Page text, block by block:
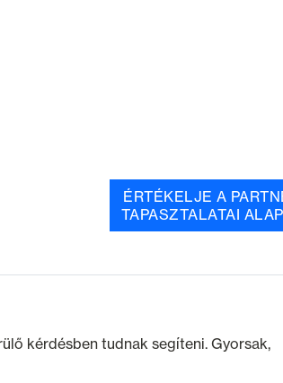
ÉRTÉKELJE A
TAPASZTALATAI
kérdésben tudnak segíteni. Gyorsak,